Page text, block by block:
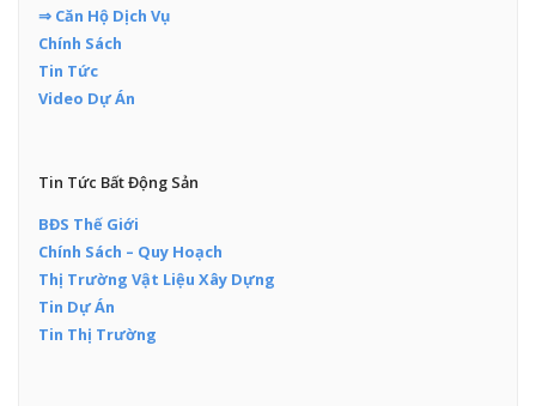
⇒ Căn Hộ Dịch Vụ
Chính Sách
Tin Tức
Video Dự Án
Tin Tức Bất Động Sản
BĐS Thế Giới
Chính Sách – Quy Hoạch
Thị Trường Vật Liệu Xây Dựng
Tin Dự Án
Tin Thị Trường